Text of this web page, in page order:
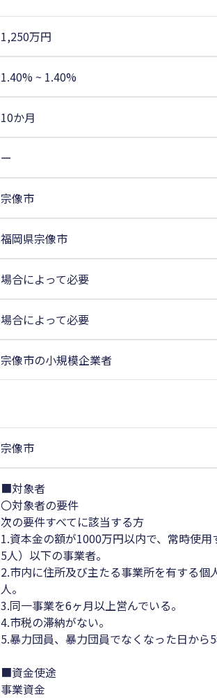
1,250万円
1.40% ~ 1.40%
10か月
ー
宗像市
福岡県宗像市
場合によって必要
場合によって必要
宗像市の小規模企業者
宗像市
■対象者
〇対象者の要件
次の要件すべてに該当する方
1.資本金の額が1000万円以内で、常時使
5人）以下の事業者。
2.市内に住所及び主たる事業所を有する
人。
3.同一事業を6ヶ月以上営んでいる。
4.市税の滞納がない。
5.暴力団員、暴力団員でなくなった日から
■資金使途
事業資金